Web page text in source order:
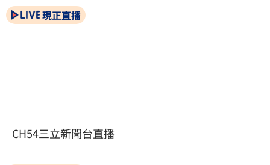
現正直播
CH54三立新聞台直播